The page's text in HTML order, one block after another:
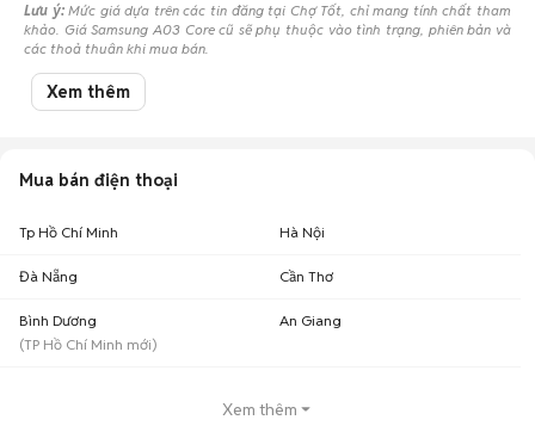
Lưu ý:Mức giá dựa trên các tin đăng tại Chợ Tốt, chỉ mang tính chất tham
khảo. Giá Samsung A03 Core cũ sẽ phụ thuộc vào tình trạng, phiên bản và
các thoả thuận khi mua bán.
Mua bán Samsung A03 Core cũ
Xem thêm
Mua bán điện thoại
Tp Hồ Chí Minh Hà Nội
Đà Nẵng Cần Thơ
Bình Dương
(TP Hồ Chí Minh mới)
An Giang
Xem thêm